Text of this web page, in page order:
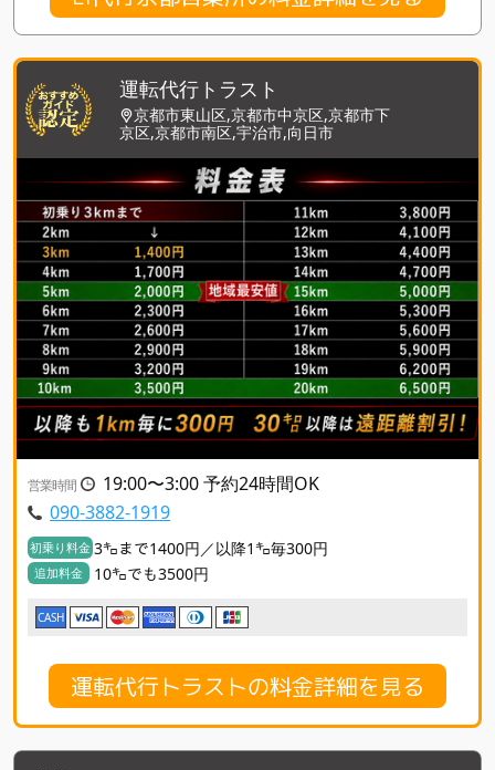
運転代行トラスト
京都市東山区,京都市中京区,京都市下
京区,京都市南区,宇治市,向日市
営業時間
19:00〜3:00 予約24時間OK
090-3882-1919
初乗り料金 3㌔まで1400円／以降1㌔毎300円
追加料金 10㌔でも3500円
CASH
運転代行トラストの料金詳細を見る